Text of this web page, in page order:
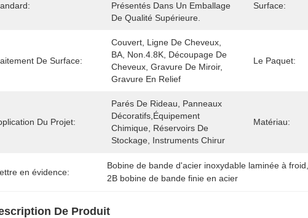
Présentés Dans Un Emballage
De Qualité Supérieure.
Surface:
De Surface:
Couvert, Ligne De Cheveux,
BA, Non.4.8K, Découpage De
Cheveux, Gravure De Miroir,
Gravure En Relief
Le Paquet:
Du Projet:
Parés De Rideau, Panneaux
Décoratifs,équipement
Chimique, Réservoirs De
Stockage, Instruments Chirur
Matériau:
en évidence:
Bobine de bande d'acier inoxydable laminée à froid
2B bobine de bande finie en acier
De Produit